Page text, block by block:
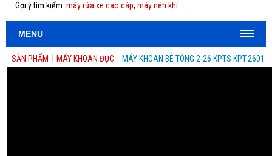
Gợi ý tìm kiếm: máy rửa xe cao cáp, máy nén khí...
MENU
SẢN PHẨM MÁY KHOAN ĐỤC MÁY KHOAN BÊ TÔNG 2-26 KPTS KPT-2601